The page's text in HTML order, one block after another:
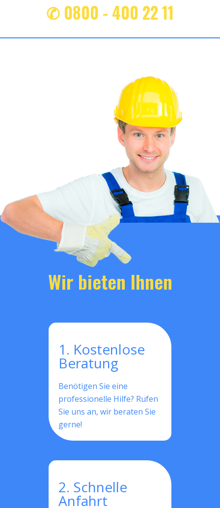
✆ 0800 - 400 22 11
Wir bieten Ihnen
1. Kostenlose
Beratung
Benötigen Sie eine
professionelle Hilfe? Rufen
Sie uns an, wir beraten Sie
gerne!
2. Schnelle
Anfahrt